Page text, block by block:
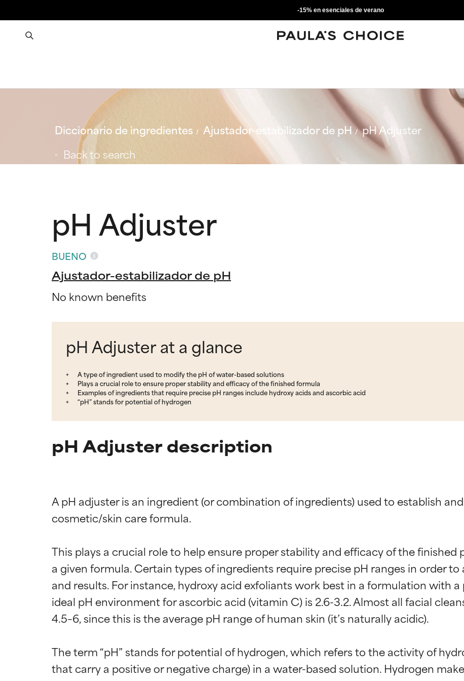
-15% en esenciales de verano
Diccionario de ingredientes Ajustador-estabilizador de pH
pH Adjuster
Back to search
pH Adjuster
BUENO
Ajustador-estabilizador de pH
No known benefits
pH Adjuster at a glance
A type of ingredient used to modify the pH of water-based solutions
Plays a crucial role to ensure proper stability and efficacy of the finished formula
Examples of ingredients that require precise pH ranges include hydroxy acids and ascorbic acid
“pH” stands for potential of hydrogen
pH Adjuster description
A pH adjuster is an ingredient (or combination of ingredients) used to establish
cosmetic/skin care formula.
This plays a crucial role to help ensure proper stability and efficacy of the
a given formula. Certain types of ingredients require precise pH ranges in order
and results. For instance, hydroxy acid exfoliants work best in a formulation with
ideal pH environment for ascorbic acid (vitamin C) is 2.6-3.2. Almost all facial
4.5–6, since this is the average pH range of human skin (it’s naturally acidic).
The term “pH” stands for potential of hydrogen, which refers to the activity of
that carry a positive or negative charge) in a water-based solution. Hydrogen
Calificaciones de ingredientes
Calificaciones de ingredientes